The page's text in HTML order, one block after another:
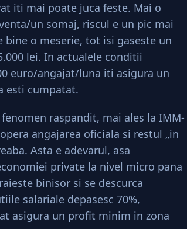
iti mai poate juca feste. Mai o
un somaj, riscul e un pic mai
bine o meserie, tot isi gaseste un
lei. In actualele conditii
euro/angajat/luna iti asigura un
esti cumpatat.
raspandit, mai ales la IMM-
angajarea oficiala si restul „in
Asta e adevarul, asa
private la nivel micro pana
binisor si se descurca
salariale depasesc 70%,
asigura un profit minim in zona